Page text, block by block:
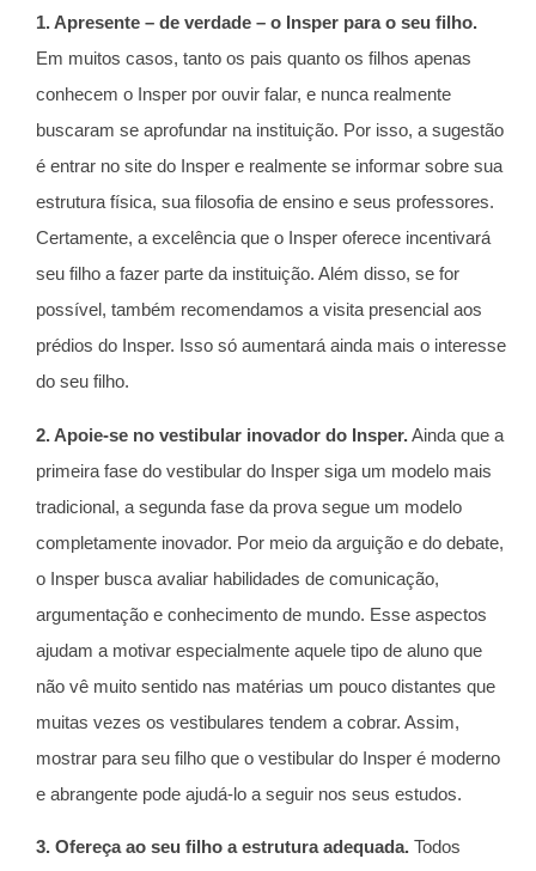
1. Apresente – de verdade – o Insper para o seu filho.
Em muitos casos, tanto os pais quanto os filhos apenas
conhecem o Insper por ouvir falar, e nunca realmente
buscaram se aprofundar na instituição. Por isso, a sugestão
é entrar no site do Insper e realmente se informar sobre sua
estrutura física, sua filosofia de ensino e seus professores.
Certamente, a excelência que o Insper oferece incentivará
seu filho a fazer parte da instituição. Além disso, se for
possível, também recomendamos a visita presencial aos
prédios do Insper. Isso só aumentará ainda mais o interesse
do seu filho.
2. Apoie-se no vestibular inovador do Insper.Ainda que a
primeira fase do vestibular do Insper siga um modelo mais
tradicional, a segunda fase da prova segue um modelo
completamente inovador. Por meio da arguição e do debate,
o Insper busca avaliar habilidades de comunicação,
argumentação e conhecimento de mundo. Esse aspectos
ajudam a motivar especialmente aquele tipo de aluno que
não vê muito sentido nas matérias um pouco distantes que
muitas vezes os vestibulares tendem a cobrar. Assim,
mostrar para seu filho que o vestibular do Insper é moderno
e abrangente pode ajudá-lo a seguir nos seus estudos.
3. Ofereça ao seu filho a estrutura adequada. Todos